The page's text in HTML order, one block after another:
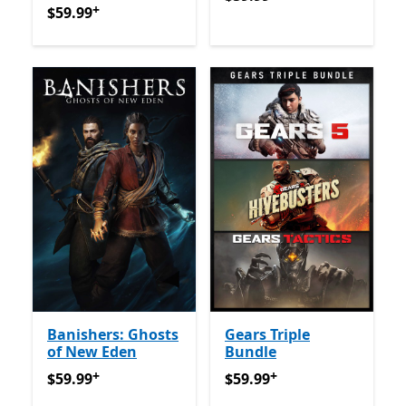
$59.99የመተግበሪያ ግብይቶች ውስጥ ግብዣ ቀርቧል
$59.99+
Banishers: Ghosts
of New Eden
$59.99የመተግበሪያ ግብይቶች ውስጥ ግብዣ ቀርቧል
$59.99+
Gears Triple
Bundle
$59.99የመተግበሪያ ግብይቶች
$59.99+